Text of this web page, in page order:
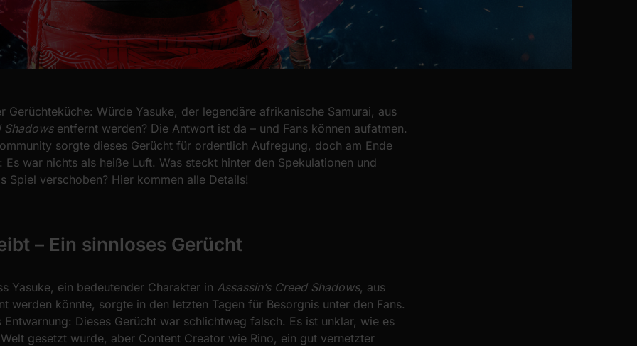
Gerüchteküche: Würde Yasuke, der legendäre afrikanische Samurai, aus
Shadowsentfernt werden? Die Antwort ist da – und Fans können aufatmen.
sorgte dieses Gerücht für ordentlich Aufregung, doch am Ende
Es war nichts als heiße Luft. Was steckt hinter den Spekulationen und
Spiel verschoben? Hier kommen alle Details!
– Ein sinnloses Gerücht
Yasuke, ein bedeutender Charakter in Assassin’s Creed Shadows, aus
werden könnte, sorgte in den letzten Tagen für Besorgnis unter den Fans.
Entwarnung: Dieses Gerücht war schlichtweg falsch. Es ist unklar, wie es
gesetzt wurde, aber Content Creator wie Rino, ein gut vernetzter